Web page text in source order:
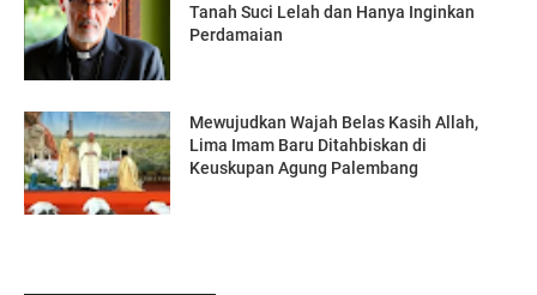
Tanah Suci Lelah dan Hanya Inginkan
Perdamaian
Mewujudkan Wajah Belas Kasih Allah,
Lima Imam Baru Ditahbiskan di
Keuskupan Agung Palembang